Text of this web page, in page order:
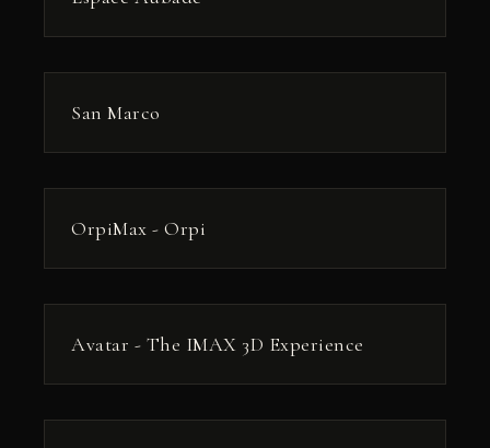
San Marco
OrpiMax - Orpi
Avatar - The IMAX 3D Experience